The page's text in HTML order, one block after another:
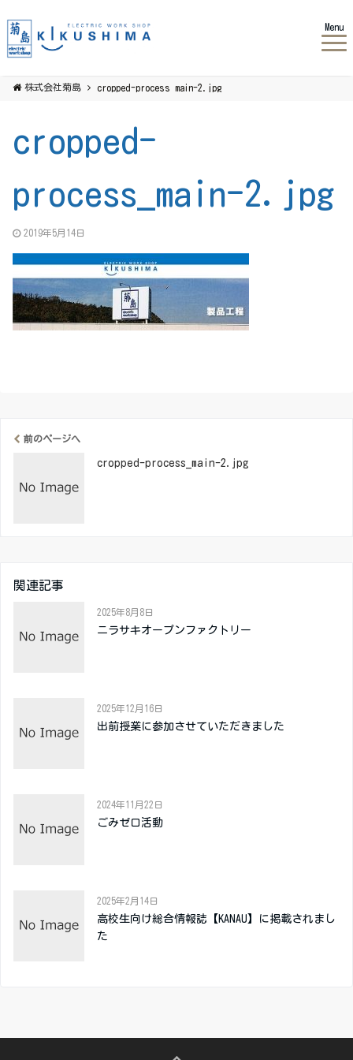
Menu
株式会社菊島 cropped-process_main-2.jpg
cropped-
process_main-2.jpg
2019年5月14日
前のページへ
cropped-process_main-2.jpg
関連記事
2025年8月8日
ニラサキオープンファクトリー
2025年12月16日
出前授業に参加させていただきました
2024年11月22日
ごみゼロ活動
2025年2月14日
高校生向け総合情報誌【KANAU】に掲載されまし
た